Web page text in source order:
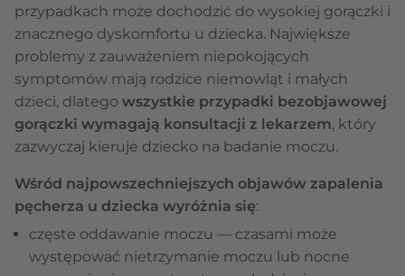
przypadkach może dochodzić do wysokiej gorączki i
znacznego dyskomfortu u dziecka. Największe
problemy z zauważeniem niepokojących
symptomów mają rodzice niemowląt i małych
dzieci, dlatego wszystkie przypadki bezobjawowej
gorączki wymagają konsultacji z lekarzem, który
zazwyczaj kieruje dziecko na badanie moczu.
Wśród najpowszechniejszych objawów zapalenia
pęcherza u dziecka wyróżnia się:
częste oddawanie moczu — czasami może
występować nietrzymanie moczu lub nocne